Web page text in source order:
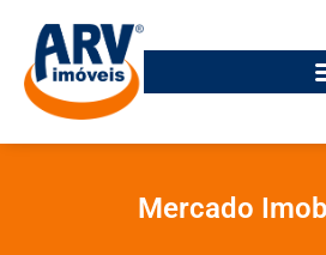
Mercado